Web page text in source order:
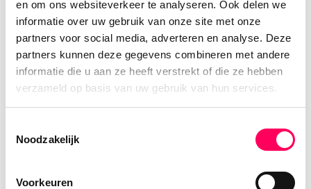
en om ons websiteverkeer te analyseren. Ook delen we
informatie over uw gebruik van onze site met onze
partners voor social media, adverteren en analyse. Deze
partners kunnen deze gegevens combineren met andere
informatie die u aan ze heeft verstrekt of die ze hebben
verzameld op basis van uw gebruik van hun services.
Noodzakelijk
Voorkeuren
Boottocht over de Tonlé Sap in Cambodja
Wie Cambodja bezoekt, denkt al snel aan
tempels, rijstvelden en kleurrijke markten. Maar
andere kant van Cambodja zien!